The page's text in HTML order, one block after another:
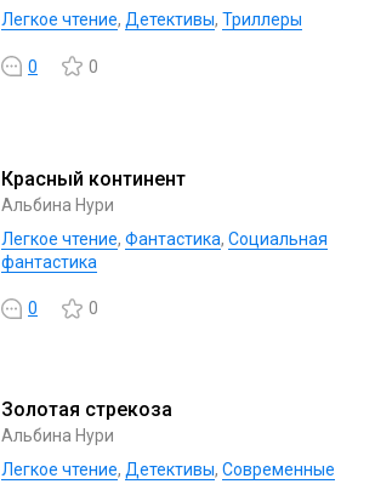
Легкое чтение, Детективы, Триллеры
0 0
Красный континент
Альбина Нури
Легкое чтение, Фантастика, Социальная
фантастика
0 0
Золотая стрекоза
Альбина Нури
Легкое чтение, Детективы, Современные